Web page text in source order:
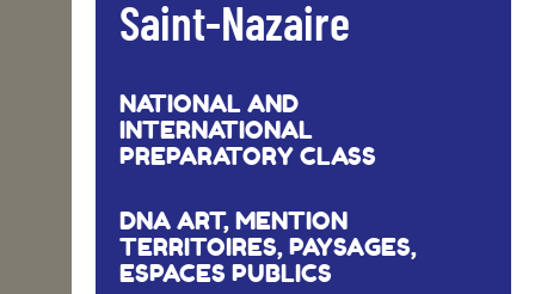
Saint-Nazaire
NATIONAL AND
INTERNATIONAL
PREPARATORY CLASS
DNA ART, MENTION
TERRITOIRES, PAYSAGES,
ESPACES PUBLICS